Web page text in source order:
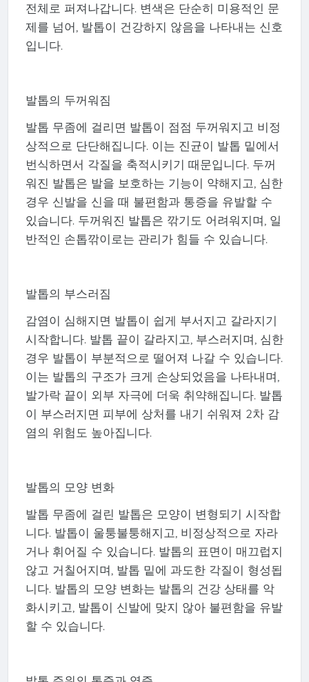
전체로 퍼져나갑니다. 변색은 단순히 미용적인 문
제를 넘어, 발톱이 건강하지 않음을 나타내는 신호
입니다.
발톱의 두꺼워짐
발톱 무좀에 걸리면 발톱이 점점 두꺼워지고 비정
상적으로 단단해집니다. 이는 진균이 발톱 밑에서
번식하면서 각질을 축적시키기 때문입니다. 두꺼
워진 발톱은 발을 보호하는 기능이 약해지고, 심한
경우 신발을 신을 때 불편함과 통증을 유발할 수
있습니다. 두꺼워진 발톱은 깎기도 어려워지며, 일
반적인 손톱깎이로는 관리가 힘들 수 있습니다.
발톱의 부스러짐
감염이 심해지면 발톱이 쉽게 부서지고 갈라지기
시작합니다. 발톱 끝이 갈라지고, 부스러지며, 심한
경우 발톱이 부분적으로 떨어져 나갈 수 있습니다.
이는 발톱의 구조가 크게 손상되었음을 나타내며,
발가락 끝이 외부 자극에 더욱 취약해집니다. 발톱
이 부스러지면 피부에 상처를 내기 쉬워져 2차 감
염의 위험도 높아집니다.
발톱의 모양 변화
발톱 무좀에 걸린 발톱은 모양이 변형되기 시작합
니다. 발톱이 울퉁불퉁해지고, 비정상적으로 자라
거나 휘어질 수 있습니다. 발톱의 표면이 매끄럽지
않고 거칠어지며, 발톱 밑에 과도한 각질이 형성됩
니다. 발톱의 모양 변화는 발톱의 건강 상태를 악
화시키고, 발톱이 신발에 맞지 않아 불편함을 유발
할 수 있습니다.